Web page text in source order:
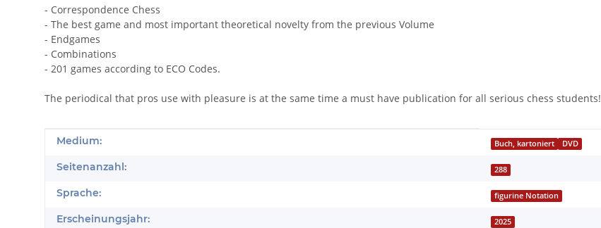
- Correspondence Chess
- The best game and most important theoretical novelty from the previous Volume
- Endgames
- Combinations
- 201 games according to ECO Codes.
The periodical that pros use with pleasure is at the same time a must have publication for all serious chess students!
Produkteigenschaft
Wert
Medium: Buch, kartoniert DVD
Seitenanzahl: 288
Sprache: figurine Notation
Erscheinungsjahr: 2025